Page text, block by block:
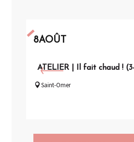
8AOÛT
ATELIER | Il fait chaud !
Saint-Omer